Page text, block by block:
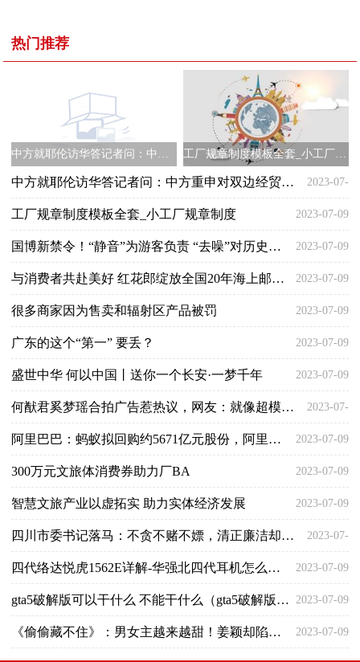
热门推荐
中方就耶伦访华答记者问：中方重申对双边经贸关系立场，后续双方将保持沟通 工厂规章制度模板全套_小工厂规章制度
中方就耶伦访华答记者问：中方重申对双边经贸关系立场，后续双方将保持沟通 2023-07-
09
工厂规章制度模板全套_小工厂规章制度 2023-07-09
国博新禁令！“静音”为游客负责 “去噪”对历史负责 2023-07-09
与消费者共赴美好 红花郎绽放全国20年海上邮轮启航 2023-07-09
很多商家因为售卖和辐射区产品被罚 2023-07-09
广东的这个“第一” 要丢？ 2023-07-09
盛世中华 何以中国丨送你一个长安·一梦千年 2023-07-09
何猷君奚梦瑶合拍广告惹热议，网友：就像超模将鬼丈夫抱在大腿上 2023-07-
09
阿里巴巴：蚂蚁拟回购约5671亿元股份，阿里正考虑是否参与 2023-07-09
300万元文旅体消费券助力厂BA 2023-07-09
智慧文旅产业以虚拓实 助力实体经济发展 2023-07-09
四川市委书记落马：不贪不赌不嫖，清正廉洁却被判刑，罪名还不轻 2023-07-
09
四代络达悦虎1562E详解-华强北四代耳机怎么样？ 2023-07-09
gta5破解版可以干什么 不能干什么（gta5破解版能买房子吗） 2023-07-09
《偷偷藏不住》：男女主越来越甜！姜颖却陷入感情危险？ 2023-07-09